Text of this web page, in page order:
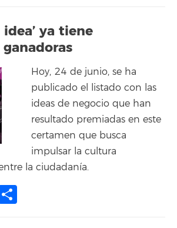
ya tiene
Hoy, 24 de junio, se ha
publicado el listado con las
ideas de negocio que han
resultado premiadas en este
certamen que busca
impulsar la cultura
la ciudadanía.